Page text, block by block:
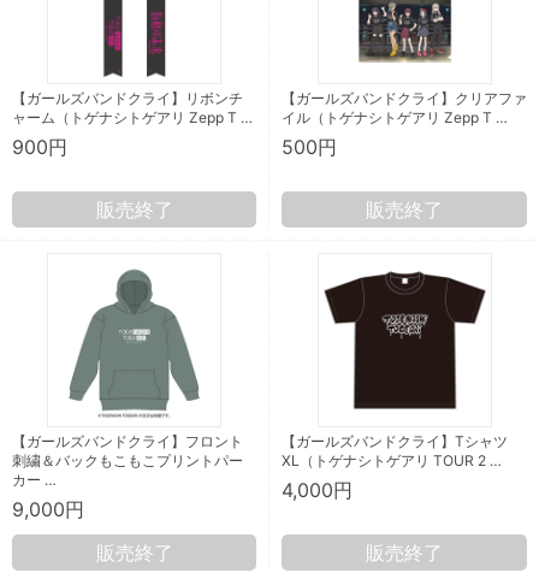
【ガールズバンドクライ】リボンチ
ャーム（トゲナシトゲアリ Zepp T …
900円
販売終了
【ガールズバンドクライ】クリアファ
イル（トゲナシトゲアリ Zepp T …
500円
販売終了
【ガールズバンドクライ】フロント
刺繍＆バックもこもこプリントパー
カー …
9,000円
販売終了
【ガールズバンドクライ】Tシャツ
XL（トゲナシトゲアリ TOUR 2 …
4,000円
販売終了